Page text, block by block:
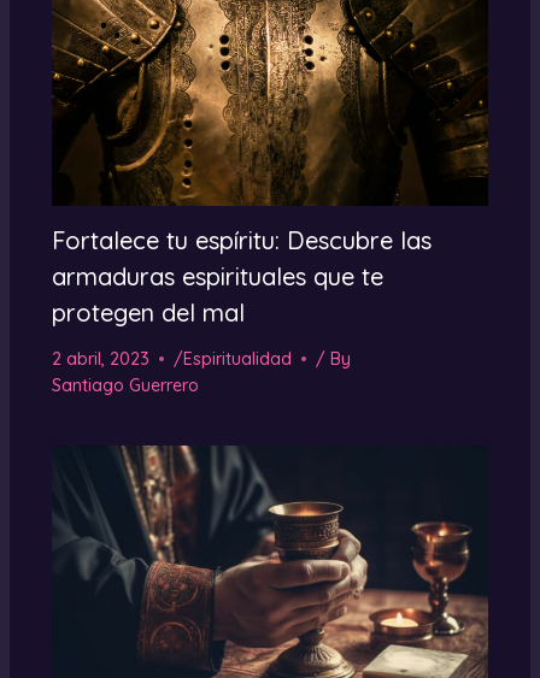
Fortalece tu espíritu: Descubre las
armaduras espirituales que te
protegen del mal
2 abril, 2023 /Espiritualidad
/ By
Santiago Guerrero